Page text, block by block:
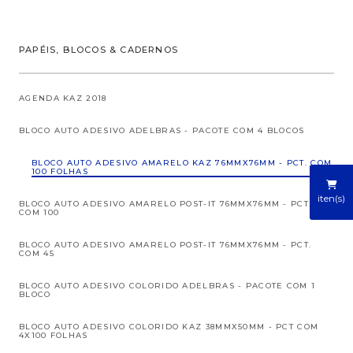
iten(s)
PAPÉIS, BLOCOS & CADERNOS
AGENDA KAZ 2018
BLOCO AUTO ADESIVO ADELBRAS - PACOTE COM 4 BLOCOS
BLOCO AUTO ADESIVO AMARELO KAZ 76MMX76MM - PCT. COM
100 FOLHAS
BLOCO AUTO ADESIVO AMARELO POST-IT 76MMX76MM - PCT.
COM 100
BLOCO AUTO ADESIVO AMARELO POST-IT 76MMX76MM - PCT.
COM 45
BLOCO AUTO ADESIVO COLORIDO ADELBRAS - PACOTE COM 1
BLOCO
BLOCO AUTO ADESIVO COLORIDO KAZ 38MMX50MM - PCT COM
4X100 FOLHAS